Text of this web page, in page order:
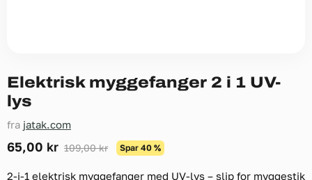
Elektrisk myggefanger 2 i 1 UV-
lys
fra jatak.com
Nuværende pris
65,00 kr Original pris
109,00 kr Spar 40 %
2-i-1 elektrisk myggefanger med UV-lys – slip for myggestik